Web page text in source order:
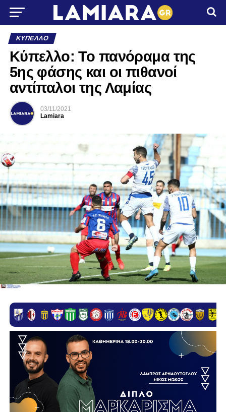
ΚΎΠΕΛΛΟ
Κύπελλο: Το πανόραμα της
5ης φάσης και οι πιθανοί
αντίπαλοι της Λαμίας
03/11/2021
Lamiara